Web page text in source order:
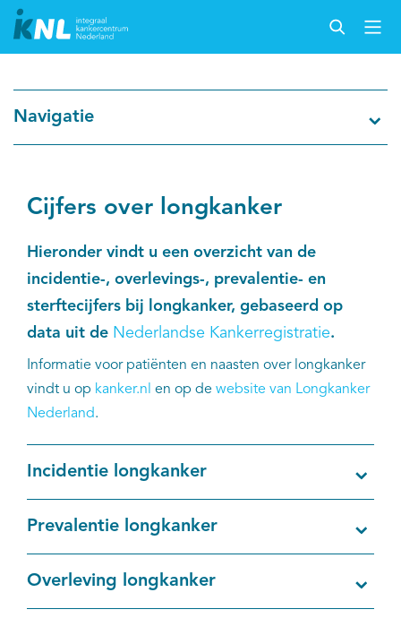
Navigatie
Cijfers over longkanker
Hieronder vindt u een overzicht van de
incidentie-, overlevings-, prevalentie- en
sterftecijfers bij longkanker, gebaseerd op
data uit de Nederlandse Kankerregistratie.
Informatie voor patiënten en naasten over longkanker
vindt u op kanker.nl en op de website van Longkanker
Nederland.
Incidentie longkanker
Prevalentie longkanker
Overleving longkanker